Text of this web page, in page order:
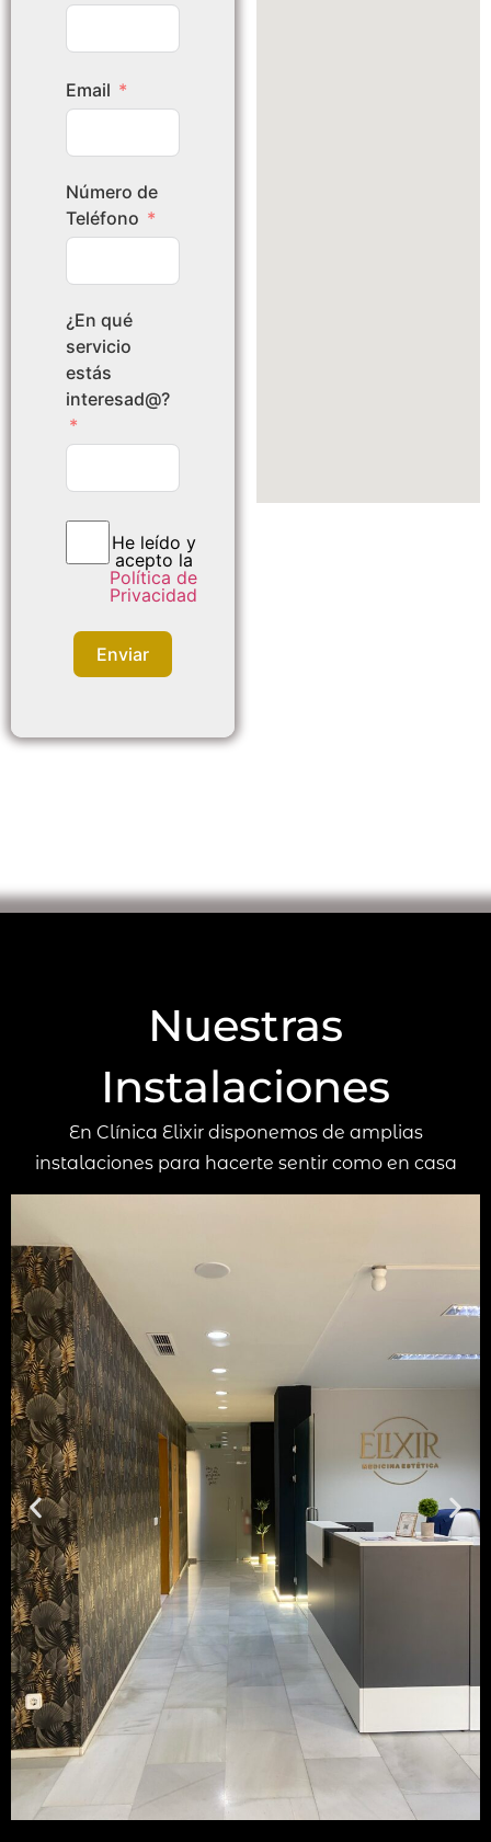
Email
Número de
Teléfono
¿En qué
servicio
estás
interesad@?
He leído y
acepto la
Política de
Privacidad
Enviar
Nuestras
Instalaciones
En Clínica Elixir disponemos de amplias
instalaciones para hacerte sentir como en casa